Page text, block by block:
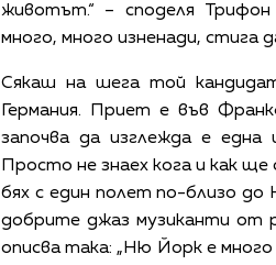
животът.“ – споделя
много, много изненади, стига
Сякаш на шега той
Германия. Приет е във
започва да изглежда е
Просто не знаех кога и как
бях с един полет по-близо до
добрите джаз музиканти от
описва така: „Ню Йорк е